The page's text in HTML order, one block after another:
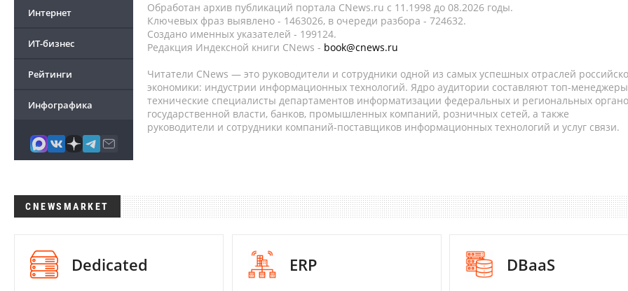
Интернет
ИТ-бизнес
Рейтинги
Инфографика
Обработан архив публикаций портала CNews.ru c 11.1998 до 08.2026 годы.
Ключевых фраз выявлено - 1463026, в очереди разбора - 724632.
Создано именных указателей - 199124.
Редакция Индексной книги CNews - book@cnews.ru
Читатели CNews — это руководители и сотрудники одной из самых успешных отраслей
экономики: индустрии информационных технологий. Ядро аудитории составляют топ-
технические специалисты департаментов информатизации федеральных и региональных
государственной власти, банков, промышленных компаний, розничных сетей, а также
руководители и сотрудники компаний-поставщиков информационных технологий и услуг связи.
CNEWSMARKET
Dedicated ERP DBaaS